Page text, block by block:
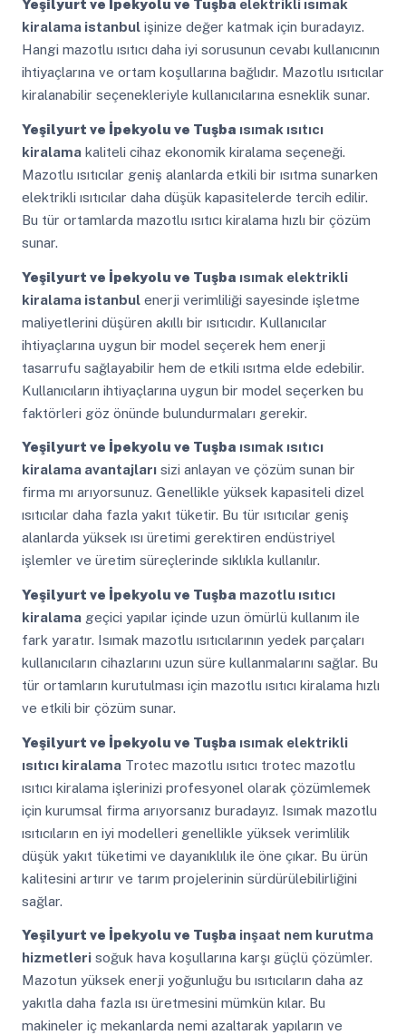
Yeşilyurt ve İpekyolu ve Tuşba elektrikli ısımak
kiralama istanbulişinize değer katmak için buradayız.
Hangi mazotlu ısıtıcı daha iyi sorusunun cevabı kullanıcının
ihtiyaçlarına ve ortam koşullarına bağlıdır. Mazotlu ısıtıcılar
kiralanabilir seçenekleriyle kullanıcılarına esneklik sunar.
Yeşilyurt ve İpekyolu ve Tuşba ısımak ısıtıcı
kiralamakaliteli cihaz ekonomik kiralama seçeneği.
Mazotlu ısıtıcılar geniş alanlarda etkili bir ısıtma sunarken
elektrikli ısıtıcılar daha düşük kapasitelerde tercih edilir.
Bu tür ortamlarda mazotlu ısıtıcı kiralama hızlı bir çözüm
sunar.
Yeşilyurt ve İpekyolu ve Tuşba ısımak elektrikli
kiralama istanbulenerji verimliliği sayesinde işletme
maliyetlerini düşüren akıllı bir ısıtıcıdır. Kullanıcılar
ihtiyaçlarına uygun bir model seçerek hem enerji
tasarrufu sağlayabilir hem de etkili ısıtma elde edebilir.
Kullanıcıların ihtiyaçlarına uygun bir model seçerken bu
faktörleri göz önünde bulundurmaları gerekir.
Yeşilyurt ve İpekyolu ve Tuşba ısımak ısıtıcı
kiralama avantajlarısizi anlayan ve çözüm sunan bir
firma mı arıyorsunuz. Genellikle yüksek kapasiteli dizel
ısıtıcılar daha fazla yakıt tüketir. Bu tür ısıtıcılar geniş
alanlarda yüksek ısı üretimi gerektiren endüstriyel
işlemler ve üretim süreçlerinde sıklıkla kullanılır.
Yeşilyurt ve İpekyolu ve Tuşba mazotlu ısıtıcı
kiralamageçici yapılar içinde uzun ömürlü kullanım ile
fark yaratır. Isımak mazotlu ısıtıcılarının yedek parçaları
kullanıcıların cihazlarını uzun süre kullanmalarını sağlar. Bu
tür ortamların kurutulması için mazotlu ısıtıcı kiralama hızlı
ve etkili bir çözüm sunar.
Yeşilyurt ve İpekyolu ve Tuşba ısımak elektrikli
ısıtıcı kiralamaTrotec mazotlu ısıtıcı trotec mazotlu
ısıtıcı kiralama işlerinizi profesyonel olarak çözümlemek
için kurumsal firma arıyorsanız buradayız. Isımak mazotlu
ısıtıcıların en iyi modelleri genellikle yüksek verimlilik
düşük yakıt tüketimi ve dayanıklılık ile öne çıkar. Bu ürün
kalitesini artırır ve tarım projelerinin sürdürülebilirliğini
sağlar.
Yeşilyurt ve İpekyolu ve Tuşba inşaat nem kurutma
hizmetlerisoğuk hava koşullarına karşı güçlü çözümler.
Mazotun yüksek enerji yoğunluğu bu ısıtıcıların daha az
yakıtla daha fazla ısı üretmesini mümkün kılar. Bu
makineler iç mekanlarda nemi azaltarak yapıların ve